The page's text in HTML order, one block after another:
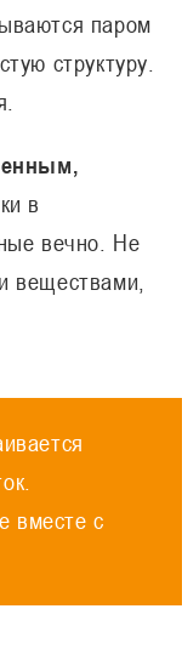
паром
структуру.
в
вечно. Не
веществами,
вместе с